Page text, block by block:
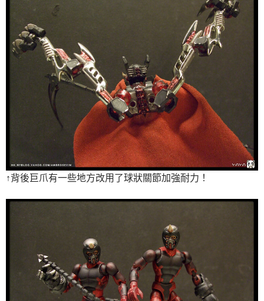
↑背後巨爪有一些地方改用了球狀關節加強耐力！